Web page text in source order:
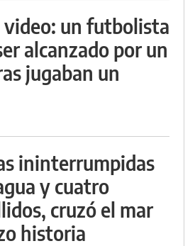
un futbolista
alcanzado por un
jugaban un
ininterrumpidas
y cuatro
cruzó el mar
historia